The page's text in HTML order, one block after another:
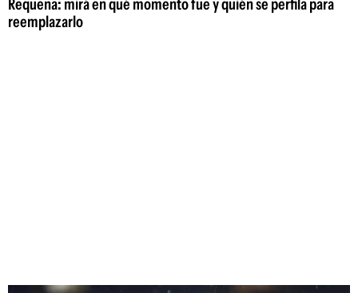
Requena: mirá en qué momento fue y quién se perfila para
reemplazarlo